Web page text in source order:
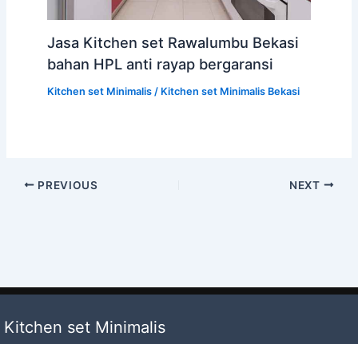
Jasa Kitchen set Rawalumbu Bekasi
bahan HPL anti rayap bergaransi
Kitchen set Minimalis/ Kitchen set Minimalis Bekasi
PREVIOUS NEXT
Kitchen set Minimalis